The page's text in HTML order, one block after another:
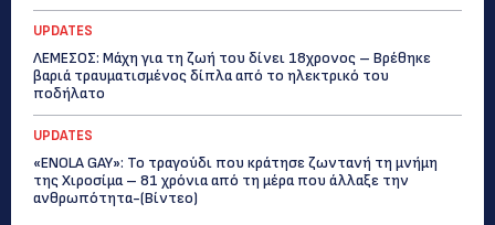
UPDATES
ΛΕΜΕΣΟΣ: Μάχη για τη ζωή του δίνει 18χρονος – Βρέθηκε
βαριά τραυματισμένος δίπλα από το ηλεκτρικό του
ποδήλατο
UPDATES
«ENOLA GAY»: Το τραγούδι που κράτησε ζωντανή τη μνήμη
της Χιροσίμα – 81 χρόνια από τη μέρα που άλλαξε την
ανθρωπότητα-(Bίντεο)